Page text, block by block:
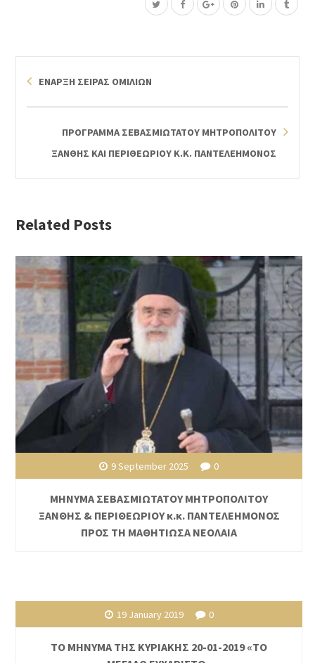
ΕΝΑΡΞΗ ΣΕΙΡΑΣ ΟΜΙΛΙΩΝ
ΠΡΟΓΡΑΜΜΑ ΣΕΒΑΣΜΙΩΤΑΤΟΥ ΜΗΤΡΟΠΟΛΙΤΟΥ
ΞΑΝΘΗΣ ΚΑΙ ΠΕΡΙΘΕΩΡΙΟΥ Κ.Κ. ΠΑΝΤΕΛΕΗΜΟΝΟΣ
Related Posts
9 September 2025 0
ΜΗΝΥΜΑ ΣΕΒΑΣΜΙΩΤΑΤΟΥ ΜΗΤΡΟΠΟΛΙΤΟΥ
ΞΑΝΘΗΣ & ΠΕΡΙΘΕΩΡΙΟΥ κ.κ. ΠΑΝΤΕΛΕΗΜΟΝΟΣ
ΠΡΟΣ ΤΗ ΜΑΘΗΤΙΩΣΑ ΝΕΟΛΑΙΑ
19 January 2019 0
ΤΟ ΜΗΝΥΜΑ ΤΗΣ ΚΥΡΙΑΚΗΣ 20-01-2019 «ΤΟ